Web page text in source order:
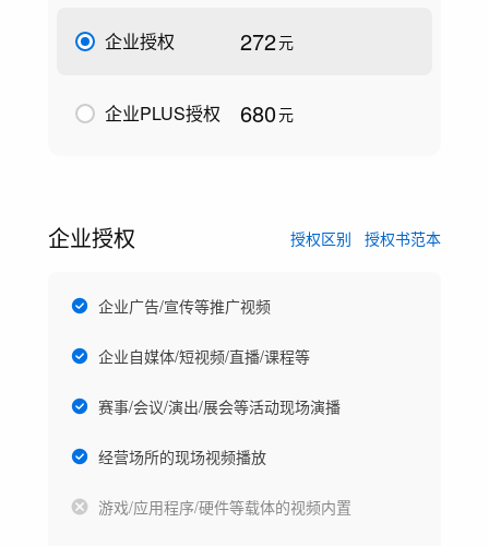
企业授权 272元
企业PLUS授权 680元
企业授权 授权区别 授权书范本
企业广告/宣传等推广视频
企业自媒体/短视频/直播/课程等
赛事/会议/演出/展会等活动现场演播
经营场所的现场视频播放
游戏/应用程序/硬件等载体的视频内置